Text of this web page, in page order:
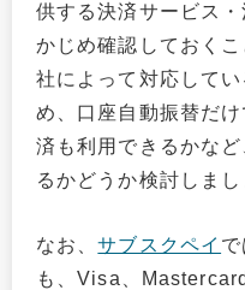
供する決済サービス
かじめ確認しておく
社によって対応して
め、口座自動振替だ
済も利用できるかな
るかどうか検討しまし
なお、サブスクペイ
も、Visa、